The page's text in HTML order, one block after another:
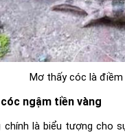
Mơ thấy cóc là điềm
ngậm tiền vàng
là biểu tượng cho